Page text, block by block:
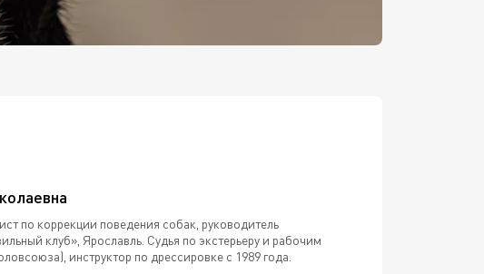
по коррекции поведения собак, руководитель
клуб», Ярославль. Судья по экстерьеру и рабочим
инструктор по дрессировке с 1989 года.